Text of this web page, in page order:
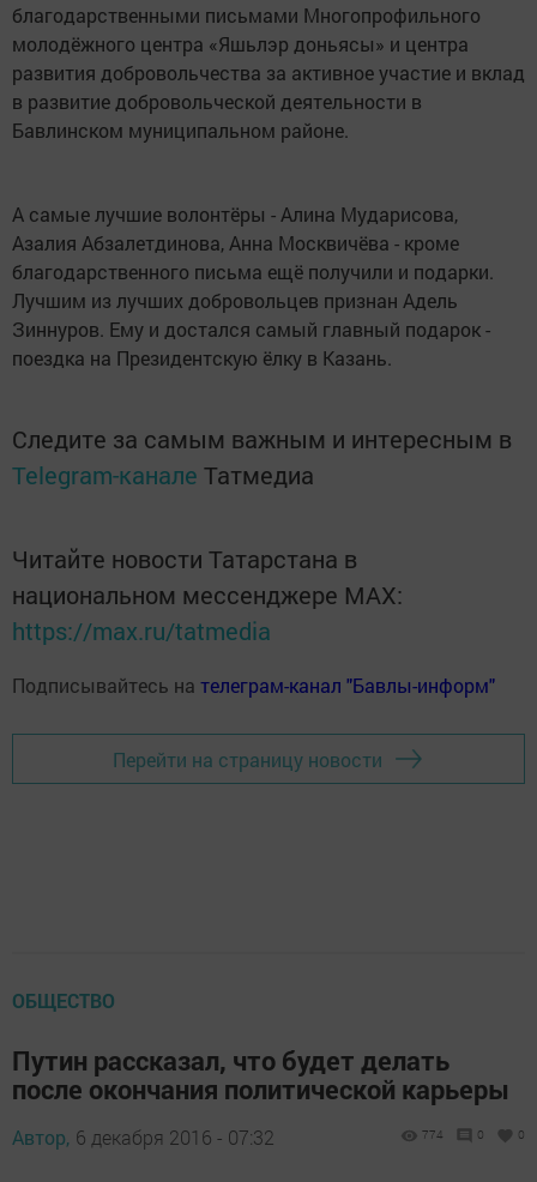
благодарственными письмами Многопрофильного
молодёжного центра «Яшьлэр доньясы» и центра
развития добровольчества за активное участие и вклад
в развитие добровольческой деятельности в
Бавлинском муниципальном районе.
А самые лучшие волонтёры - Алина Мударисова,
Азалия Абзалетдинова, Анна Москвичёва - кроме
благодарственного письма ещё получили и подарки.
Лучшим из лучших добровольцев признан Адель
Зиннуров. Ему и достался самый главный подарок -
поездка на Президентскую ёлку в Казань.
Следите за самым важным и интересным в
Telegram-канале Татмедиа
Читайте новости Татарстана в
национальном мессенджере MАХ:
https://max.ru/tatmedia
Подписывайтесь на телеграм-канал "Бавлы-информ"
Перейти на страницу новости
ОБЩЕСТВО
Путин рассказал, что будет делать
после окончания политической карьеры
Автор, 6 декабря 2016 - 07:32 774 0 0